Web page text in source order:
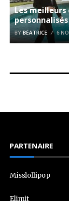
Les meilleurs
BYBÉATRICE 6
PARTENAIRE
Misslollipop
Elimit